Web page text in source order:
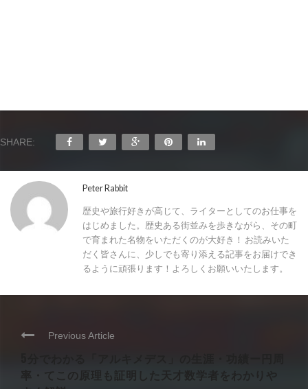
SHARE:
Peter Rabbit
歴史や旅行好きが高じて、ライターとしてのお仕事を
はじめました。歴史ある街並みを歩きながら、その町
で育まれた名物をいただくのが大好き！ お読みいた
だく皆さんに、少しでも寄り添える記事をお届けでき
るように頑張ります！よろしくお願いいたします。
Previous Article
率・てこの原理も証明した天才数学者をわかりや